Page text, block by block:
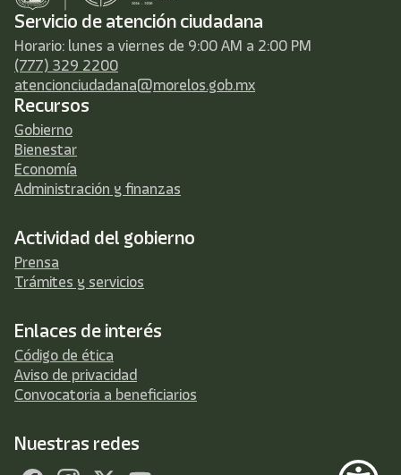
Servicio de atención ciudadana
Horario: lunes a viernes de 9:00 AM a 2:00 PM
(777) 329 2200
atencionciudadana@morelos.gob.mx
Recursos
Gobierno
Bienestar
Economía
Administración y finanzas
Actividad del gobierno
Prensa
Trámites y servicios
Enlaces de interés
Código de ética
Aviso de privacidad
Convocatoria a beneficiarios
Nuestras redes